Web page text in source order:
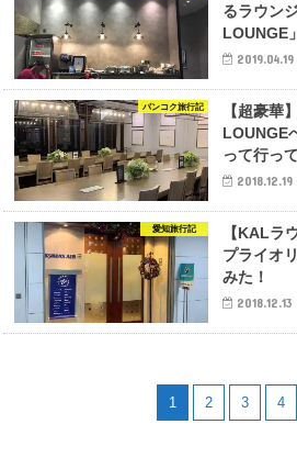
るラウン
LOUNGE」
2019.04.19
バンコク旅行記
【超豪華
LOUNGE
って行っ
2018.12.19
愛知旅行記
【KALラ
プライオ
みた！
2018.12.13
1 2 3 4